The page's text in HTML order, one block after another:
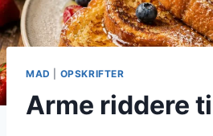
MAD OPSKRIFTER
Arme riddere